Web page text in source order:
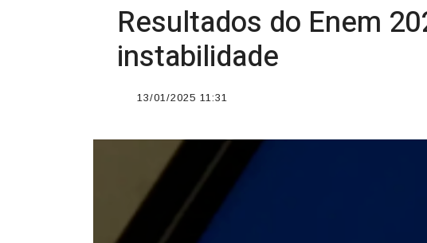
Resultados do Enem
instabilidade
13/01/2025 11:31